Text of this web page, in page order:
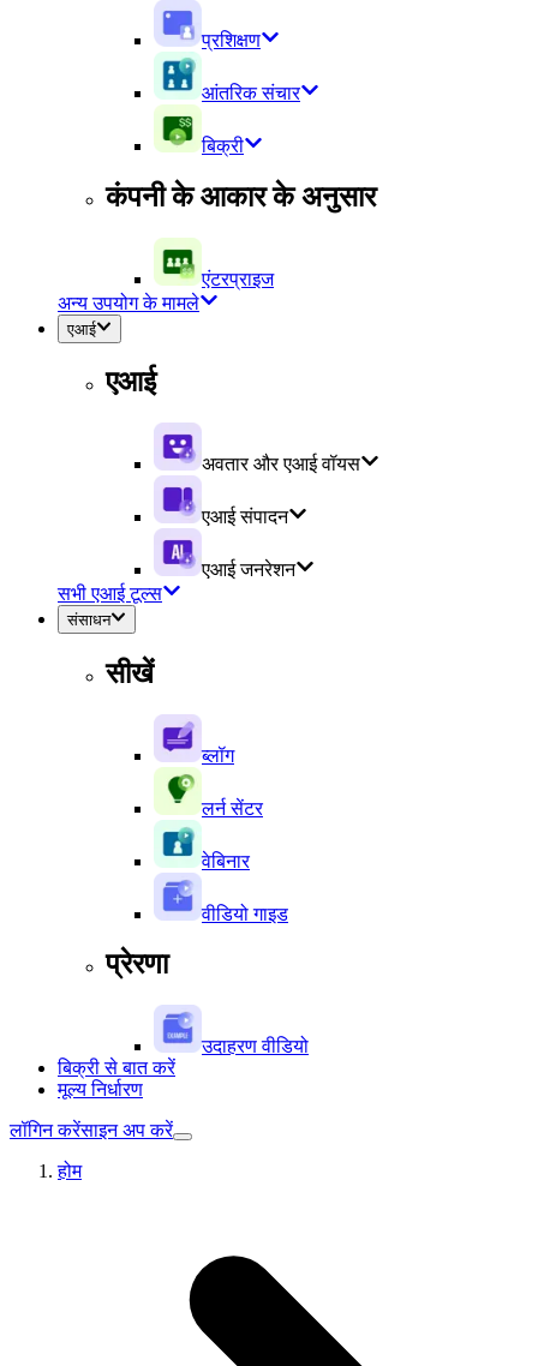
प्रशिक्षण
आंतरिक संचार
बिक्री
कंपनी के आकार के अनुसार
एंटरप्राइज
अन्य उपयोग के मामले
एआई
एआई
अवतार और एआई वॉयस
एआई संपादन
एआई जनरेशन
सभी एआई टूल्स
संसाधन
सीखें
ब्लॉग
लर्न सेंटर
वेबिनार
वीडियो गाइड
प्रेरणा
उदाहरण वीडियो
बिक्री से बात करें
मूल्य निर्धारण
लॉगिन करेंसाइन अप करें
होम